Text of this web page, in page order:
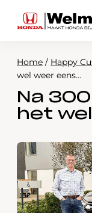
Modellen
Voorraad
Over ons
Webshop
Home / Happy
wel weer eens…
Na
het